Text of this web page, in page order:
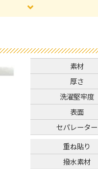
素材
厚さ
洗濯堅牢度
表面
セパレーター
重ね貼り
撥水素材